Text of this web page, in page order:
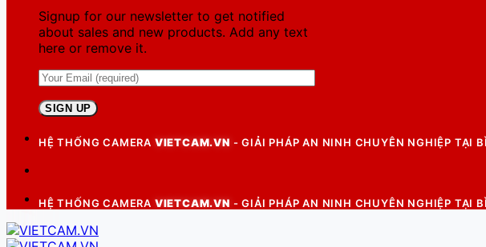
Signup for our newsletter to get notified
about sales and new products. Add any text
here or remove it.
HỆ THỐNG CAMERA VIETCAM.VN - GIẢI PHÁP AN NINH CHUYÊN NGHIỆP TẠI
HỆ THỐNG CAMERA VIETCAM.VN - GIẢI PHÁP AN NINH CHUYÊN NGHIỆP TẠI